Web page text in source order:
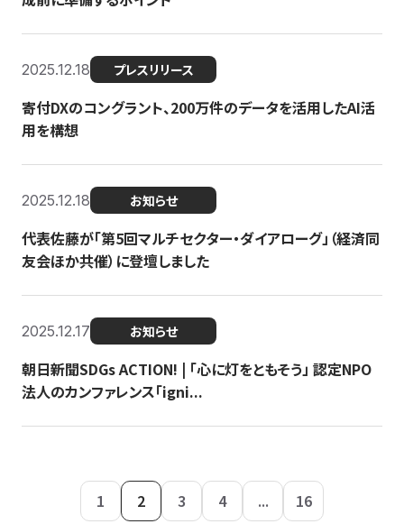
2025.12.18 プレスリリース
寄付DXのコングラント、200万件のデータを活用したAI活
用を構想
2025.12.18 お知らせ
代表佐藤が「第5回マルチセクター・ダイアローグ」（経済同
友会ほか共催）に登壇しました
2025.12.17 お知らせ
朝日新聞SDGs ACTION! | 「心に灯をともそう」 認定NPO
法人のカンファレンス「igni...
1 2 3 4 ... 16